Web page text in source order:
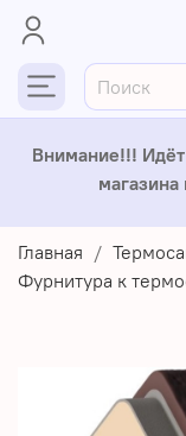
Внимание!!! Идёт
Главная
Фурнитура к